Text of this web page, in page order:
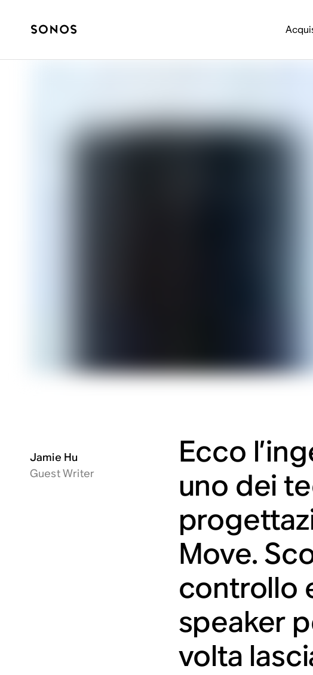
Jamie Hu
Guest Writer
Ecco
uno dei
Move.
controllo
speaker
volta